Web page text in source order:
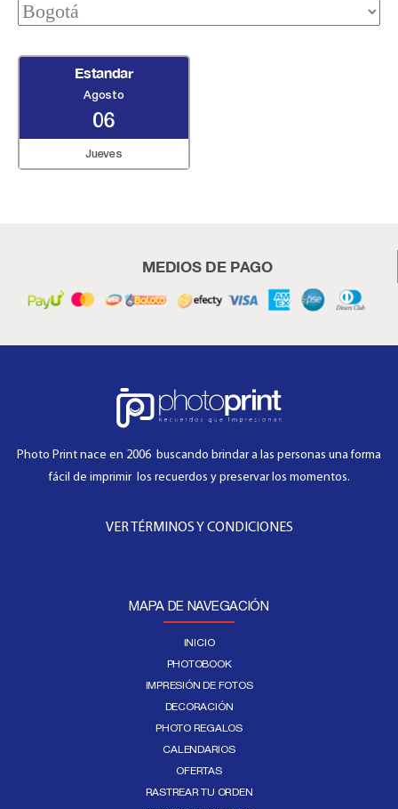
Estandar
Agosto
06
Jueves
MEDIOS DE PAGO
Photo Print nace en 2006 buscando brindar a las personas una forma
fácil de imprimir los recuerdos y preservar los momentos.
VER TÉRMINOS Y CONDICIONES
MAPA DE NAVEGACIÓN
INICIO
PHOTOBOOK
IMPRESIÓN DE FOTOS
DECORACIÓN
PHOTO REGALOS
CALENDARIOS
OFERTAS
RASTREAR TU ORDEN